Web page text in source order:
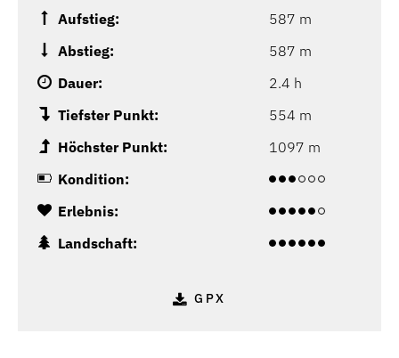
Aufstieg:
587 m
Abstieg:
587 m
Dauer:
2.4 h
Tiefster Punkt:
554 m
Höchster Punkt:
1097 m
Kondition:
Erlebnis:
Landschaft:
GPX